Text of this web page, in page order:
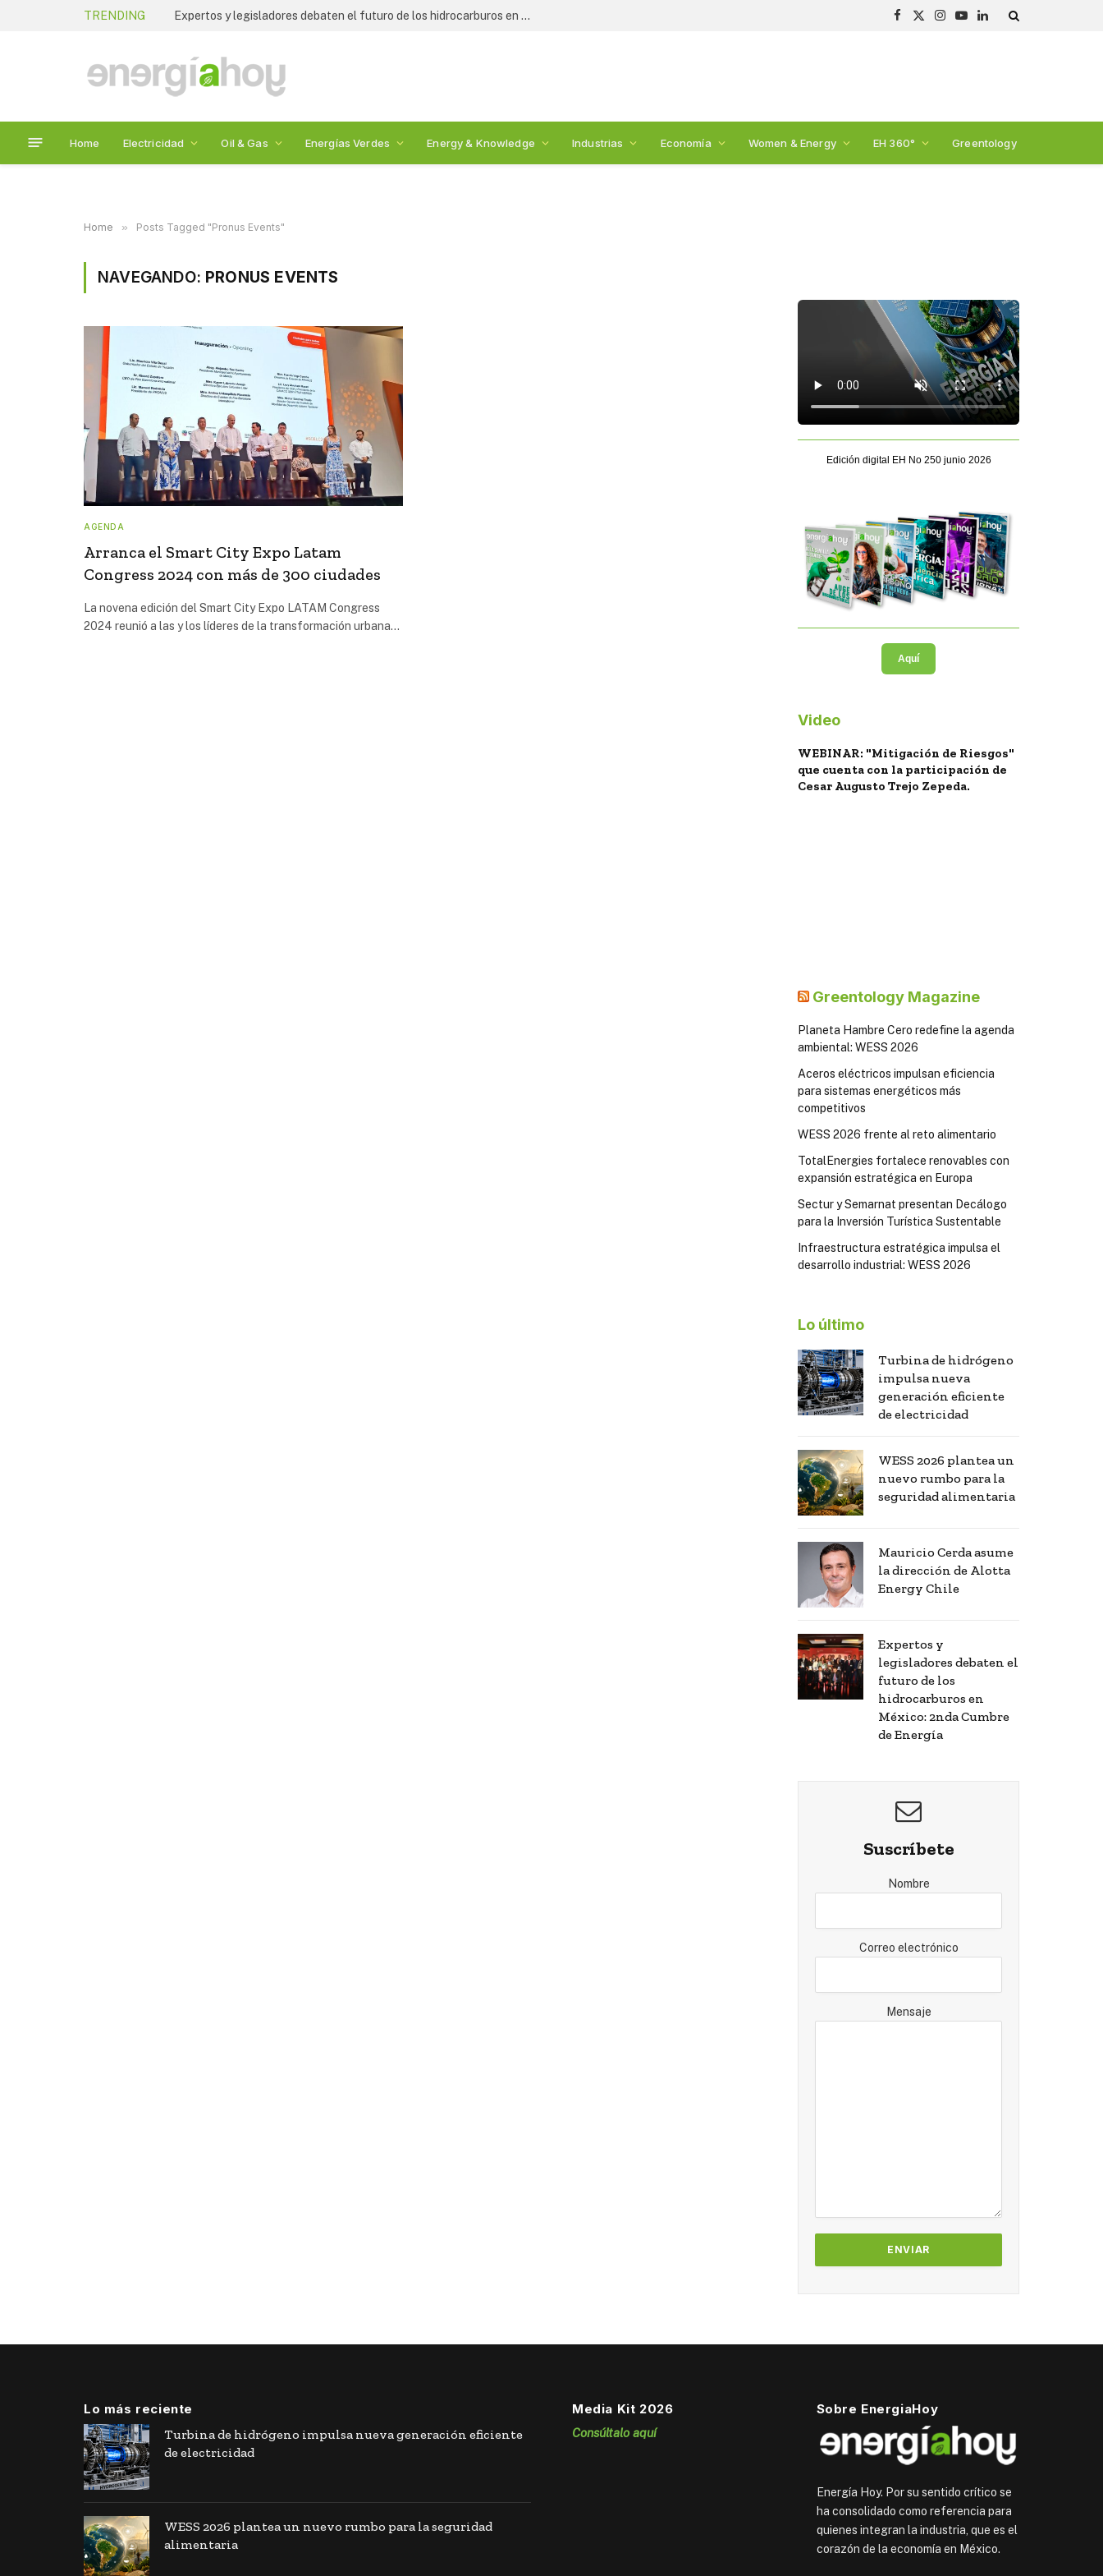
TRENDING Expertos y legisladores debaten el futuro de los hidrocarburos en México: 2nda Cumbre de Energía
Facebook
X
Instagram
YouTubeLinkedIn
Home Electricidad Oil & Gas Energías Verdes Energy & Knowledge Industrias Economía Women & Energy EH 360° Greentology
Home » Posts Tagged "Pronus Events"
NAVEGANDO: PRONUS EVENTS
AGENDA
Arranca el Smart City Expo Latam
Congress 2024 con más de 300 ciudades
La novena edición del Smart City Expo LATAM Congress
2024 reunió a las y los líderes de la transformación urbana…
Edición digital EH No 250 junio 2026
Aquí
Video
WEBINAR: "Mitigación de Riesgos"
que cuenta con la participación de
Cesar Augusto Trejo Zepeda.
Greentology Magazine
Planeta Hambre Cero redefine la agenda
ambiental: WESS 2026
Aceros eléctricos impulsan eficiencia
para sistemas energéticos más
competitivos
WESS 2026 frente al reto alimentario
TotalEnergies fortalece renovables con
expansión estratégica en Europa
Sectur y Semarnat presentan Decálogo
para la Inversión Turística Sustentable
Infraestructura estratégica impulsa el
desarrollo industrial: WESS 2026
Lo último
Turbina de hidrógeno
impulsa nueva
generación eficiente
de electricidad
WESS 2026 plantea un
nuevo rumbo para la
seguridad alimentaria
Mauricio Cerda asume
la dirección de Alotta
Energy Chile
Expertos y
legisladores debaten el
futuro de los
hidrocarburos en
México: 2nda Cumbre
de Energía
Suscríbete
Nombre
Correo electrónico
Mensaje
Lo más reciente
Turbina de hidrógeno impulsa nueva generación eficiente
de electricidad
WESS 2026 plantea un nuevo rumbo para la seguridad
alimentaria
Media Kit 2026
Consúltalo aquí
Sobre EnergiaHoy
Energía Hoy. Por su sentido crítico se
ha consolidado como referencia para
quienes integran la industria, que es el
corazón de la economía en México.